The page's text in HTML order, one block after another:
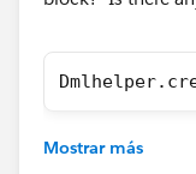
Mostrar más